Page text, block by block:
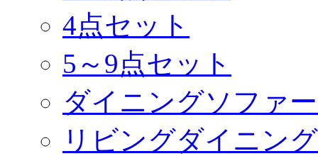
4点セット
5～9点セット
ダイニングソファ
リビングダイニン